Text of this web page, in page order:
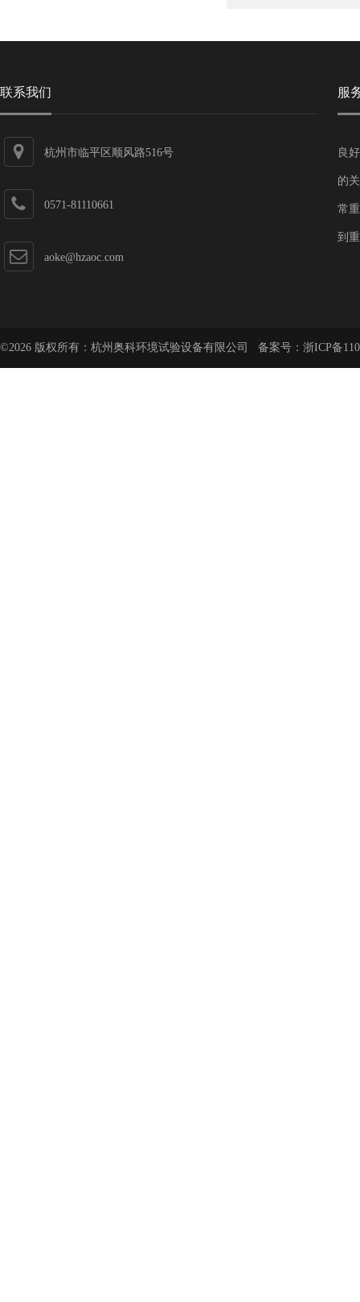
联系我们
杭州市临平区顺风路516号
0571-81110661
aoke@hzaoc.com
服
良
的
常
到
©2026 版权所有：杭州奥科环境试验设备有限公司 备案号： 浙ICP备